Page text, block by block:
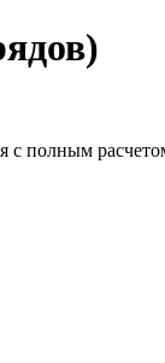
с полным